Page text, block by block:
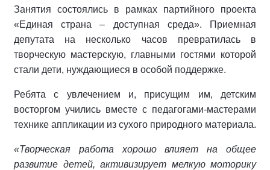
Занятия состоялись в рамках партийного проекта
«Единая страна – доступная среда». Приемная
депутата на несколько часов превратилась в
творческую мастерскую, главными гостями которой
стали дети, нуждающиеся в особой поддержке.
Ребята с увлечением и, присущим им, детским
восторгом учились вместе с педагогами-мастерами
технике аппликации из сухого природного материала.
«Творческая работа хорошо влияет на общее
развитие детей, активизирует мелкую моторику